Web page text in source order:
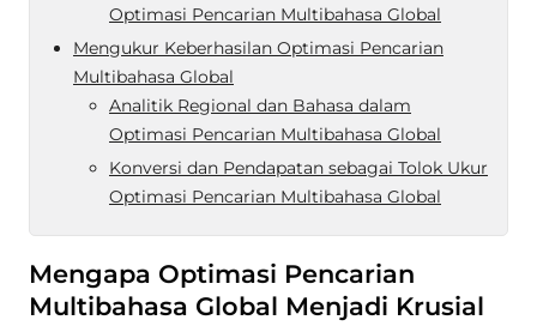
Optimasi Pencarian Multibahasa Global
Mengukur Keberhasilan Optimasi Pencarian
Multibahasa Global
Analitik Regional dan Bahasa dalam
Optimasi Pencarian Multibahasa Global
Konversi dan Pendapatan sebagai Tolok Ukur
Optimasi Pencarian Multibahasa Global
Mengapa Optimasi Pencarian
Multibahasa Global Menjadi Krusial